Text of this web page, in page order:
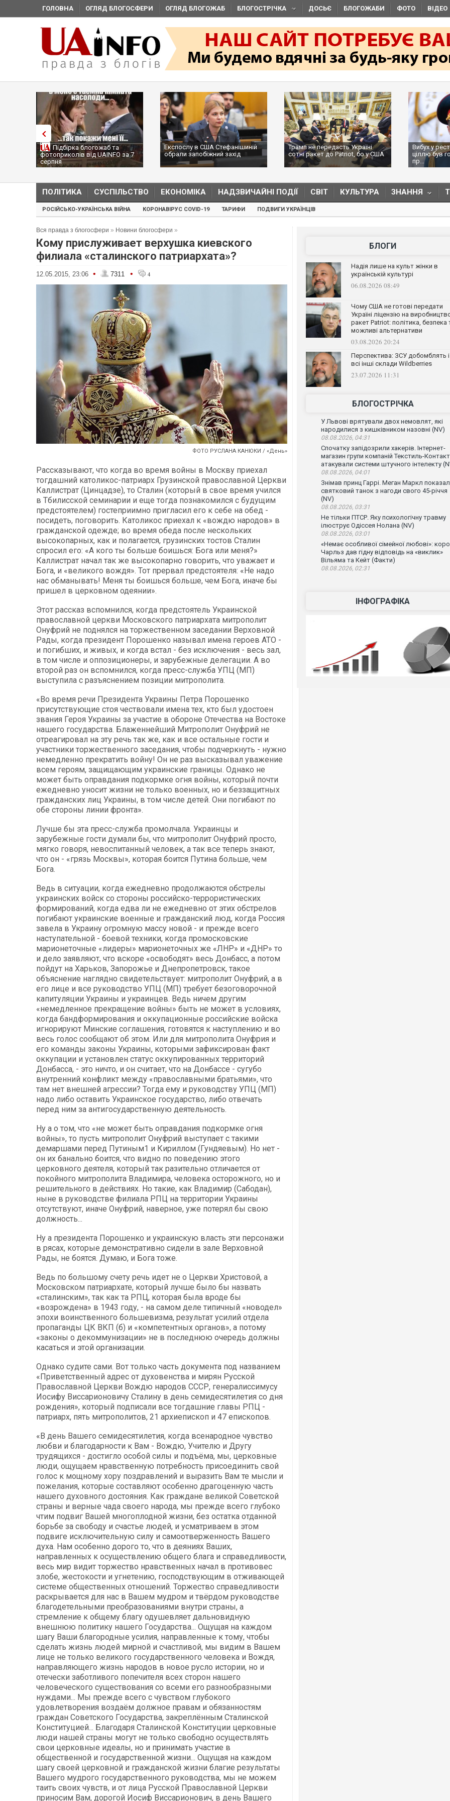
ГОЛОВНА ОГЛЯД БЛОГОСФЕРИ ОГЛЯД БЛОГОЖАБ БЛОГОСТРІЧКА ДОСЬЄ БЛОГОЖАБИ ФОТО ВІДЕО
Підбірка блогожаб та
фотоприколів від UAINFO за 7
серпня
Експослу в США Стефанішиній
обрали запобіжний захід
Трамп не передасть Україні
сотні ракет до Patriot, бо у США
...
Вибух у
ціллю був
пр...
ПОЛІТИКА СУСПІЛЬСТВО ЕКОНОМІКА НАДЗВИЧАЙНІ ПОДІЇ СВІТ КУЛЬТУРА ЗНАННЯ
РОСІЙСЬКО-УКРАЇНСЬКА ВІЙНА КОРОНАВІРУС COVID-19 ТАРИФИ ПОДВИГИ УКРАЇНЦІВ
Вся правда з блогосфери » Новини блогосфери »
Кому прислуживает верхушка киевского
филиала «сталинского патриархата»?
12.05.2015, 23:06 • 7311 • 4
ФОТО РУСЛАНА КАНЮКИ / «День»
Рассказывают, что когда во время войны в Москву приехал
тогдашний католикос-патриарх Грузинской православной Церкви
Каллистрат (Цинцадзе), то Сталин (который в свое время учился
в Тбилисской семинарии и еще тогда познакомился с будущим
предстоятелем) гостеприимно пригласил его к себе на обед -
посидеть, поговорить. Католикос приехал к «вождю народов» в
гражданской одежде; во время обеда после нескольких
высокопарных, как и полагается, грузинских тостов Сталин
спросил его: «А кого ты больше боишься: Бога или меня?»
Каллистрат начал так же высокопарно говорить, что уважает и
Бога, и «великого вождя». Тот прервал предстоятеля: «Не надо
нас обманывать! Меня ты боишься больше, чем Бога, иначе бы
пришел в церковном одеянии».
Этот рассказ вспомнился, когда предстоятель Украинской
православной церкви Московского патриархата митрополит
Онуфрий не поднялся на торжественном заседании Верховной
Рады, когда президент Порошенко называл имена героев АТО -
и погибших, и живых, и когда встал - без исключения - весь зал,
в том числе и оппозиционеры, и зарубежные делегации. А во
второй раз он вспомнился, когда пресс-служба УПЦ (МП)
выступила с разъяснением позиции митрополита.
«Во время речи Президента Украины Петра Порошенко
присутствующие стоя чествовали имена тех, кто был удостоен
звания Героя Украины за участие в обороне Отечества на Востоке
нашего государства. Блаженнейший Митрополит Онуфрий не
отреагировал на эту речь так же, как и все остальные гости и
участники торжественного заседания, чтобы подчеркнуть - нужно
немедленно прекратить войну! Он не раз высказывал уважение
всем героям, защищающим украинские границы. Однако не
может быть оправдания подкормке огня войны, который почти
ежедневно уносит жизни не только военных, но и беззащитных
гражданских лиц Украины, в том числе детей. Они погибают по
обе стороны линии фронта».
Лучше бы эта пресс-служба промолчала. Украинцы и
зарубежные гости думали бы, что митрополит Онуфрий просто,
мягко говоря, невоспитанный человек, а так все теперь знают,
что он - «грязь Москвы», которая боится Путина больше, чем
Бога.
Ведь в ситуации, когда ежедневно продолжаются обстрелы
украинских войск со стороны российско-террористических
формирований, когда едва ли не ежедневно от этих обстрелов
погибают украинские военные и гражданский люд, когда Россия
завела в Украину огромную массу новой - и прежде всего
наступательной - боевой техники, когда промосковские
марионеточные «лидеры» марионеточных же «ЛНР» и «ДНР» то
и дело заявляют, что вскоре «освободят» весь Донбасс, а потом
пойдут на Харьков, Запорожье и Днепропетровск, такое
объяснение наглядно свидетельствует: митрополит Онуфрий, а в
его лице и все руководство УПЦ (МП) требует безоговорочной
капитуляции Украины и украинцев. Ведь ничем другим
«немедленное прекращение войны» быть не может в условиях,
когда бандформирования и оккупационные российские войска
игнорируют Минские соглашения, готовятся к наступлению и во
весь голос сообщают об этом. Или для митрополита Онуфрия и
его команды законы Украины, которыми зафиксирован факт
оккупации и установлен статус оккупированных территорий
Донбасса, - это ничто, и он считает, что на Донбассе - сугубо
внутренний конфликт между «православными братьями», что
там нет внешней агрессии? Тогда ему и руководству УПЦ (МП)
надо либо оставить Украинское государство, либо отвечать
перед ним за антигосударственную деятельность.
Ну а о том, что «не может быть оправдания подкормке огня
войны», то пусть митрополит Онуфрий выступает с такими
демаршами перед Путиным1 и Кириллом (Гундяевым). Но нет -
он их банально боится, что видно по поведению этого
церковного деятеля, который так разительно отличается от
покойного митрополита Владимира, человека осторожного, но и
решительного в действиях. Но такие, как Владимир (Сабодан),
ныне в руководстве филиала РПЦ на территории Украины
отсутствуют, иначе Онуфрий, наверное, уже потерял бы свою
должность...
Ну а президента Порошенко и украинскую власть эти персонажи
в рясах, которые демонстративно сидели в зале Верховной
Рады, не боятся. Думаю, и Бога тоже.
Ведь по большому счету речь идет не о Церкви Христовой, а
Московском патриархате, который лучше было бы назвать
«сталинским», так как та РПЦ, которая была вроде бы
«возрождена» в 1943 году, - на самом деле типичный «новодел»
эпохи воинственного большевизма, результат усилий отдела
пропаганды ЦК ВКП (б) и «компетентных органов», а потому
«законы о декоммунизации» не в последнюю очередь должны
касаться и этой организации.
Однако судите сами. Вот только часть документа под названием
«Приветственный адрес от духовенства и мирян Русской
Православной Церкви Вождю народов СССР, генералиссимусу
Иосифу Виссарионовичу Сталину в день семидесятилетия со дня
рождения», который подписали все тогдашние главы РПЦ -
патриарх, пять митрополитов, 21 архиепископ и 47 епископов.
«В день Вашего семидесятилетия, когда всенародное чувство
любви и благодарности к Вам - Вождю, Учителю и Другу
трудящихся - достигло особой силы и подъёма, мы, церковные
люди, ощущаем нравственную потребность присоединить свой
голос к мощному хору поздравлений и выразить Вам те мысли и
пожелания, которые составляют особенно драгоценную часть
нашего духовного достояния. Как граждане великой Советской
страны и верные чада своего народа, мы прежде всего глубоко
чтим подвиг Вашей многоплодной жизни, без остатка отданной
борьбе за свободу и счастье людей, и усматриваем в этом
подвиге исключительную силу и самоотверженность Вашего
духа. Нам особенно дорого то, что в деяниях Ваших,
направленных к осуществлению общего блага и справедливости,
весь мир видит торжество нравственных начал в противовес
злобе, жестокости и угнетению, господствующим в отживающей
системе общественных отношений. Торжество справедливости
раскрывается для нас в Вашем мудром и твёрдом руководстве
благодетельными преобразованиями внутри страны, а
стремление к общему благу одушевляет дальновидную
внешнюю политику нашего Государства... Ощущая на каждом
шагу Ваши благородные усилия, направленные к тому, чтобы
сделать жизнь людей мирной и счастливой, мы видим в Вашем
лице не только великого государственного человека и Вождя,
направляющего жизнь народов в новое русло истории, но и
отечески заботливого попечителя всех сторон нашего
человеческого существования со всеми его разнообразными
нуждами... Мы прежде всего с чувством глубокого
удовлетворения воздаём должное правам и обязанностям
граждан Советского Государства, закреплённым Сталинской
Конституцией... Благодаря Сталинской Конституции церковные
люди нашей страны могут не только свободно осуществлять
свои церковные идеалы, но и принимать участие в
общественной и государственной жизни... Ощущая на каждом
шагу своей церковной и гражданской жизни благие результаты
Вашего мудрого государственного руководства, мы не можем
таить своих чувств, и от лица Русской Православной Церкви
приносим Вам, дорогой Иосиф Виссарионович, в день Вашего
БЛОГИ
Надія лише на культ жінки в
українській культурі
06.08.2026 08:49
Чому США не готові передати
Україні ліцензію на
ракет Patriot: політика, безпека
можливі альтернативи
03.08.2026 20:24
Перспектива: ЗСУ добомблять і
всі інші склади Wildberries
23.07.2026 11:31
БЛОГОСТРІЧКА
У Львові врятували двох немовлят, які
народилися з кишківником назовні (NV)
08.08.2026, 04:31
Спочатку запідозрили хакерів. Інтернет-
магазин групи компаній Текстиль-Контакт
атакували системи штучного інтелекту
08.08.2026, 04:01
Знімав принц Гаррі. Меган Маркл
святковий танок з нагоди свого 45-річчя
(NV)
08.08.2026, 03:31
Не тільки ПТСР. Яку психологічну травму
ілюструє Одіссея Нолана (NV)
08.08.2026, 03:01
«Немає особливої сімейної любові»:
Чарльз дав гідну відповідь на «виклик»
Вільяма та Кейт (Факти)
08.08.2026, 02:31
ІНФОГРАФІКА